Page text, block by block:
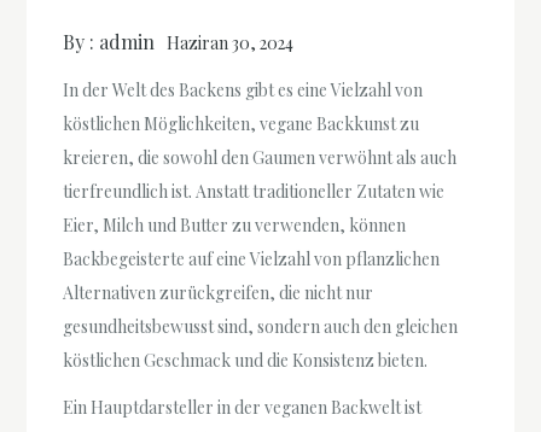
By : admin Haziran 30, 2024
In der Welt des Backens gibt es eine Vielzahl von
köstlichen Möglichkeiten, vegane Backkunst zu
kreieren, die sowohl den Gaumen verwöhnt als auch
tierfreundlich ist. Anstatt traditioneller Zutaten wie
Eier, Milch und Butter zu verwenden, können
Backbegeisterte auf eine Vielzahl von pflanzlichen
Alternativen zurückgreifen, die nicht nur
gesundheitsbewusst sind, sondern auch den gleichen
köstlichen Geschmack und die Konsistenz bieten.
Ein Hauptdarsteller in der veganen Backwelt ist